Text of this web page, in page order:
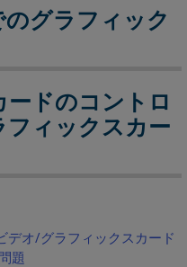
グラフィック
ドのコントロ
フィックスカー
デオ/グラフィックスカード
題